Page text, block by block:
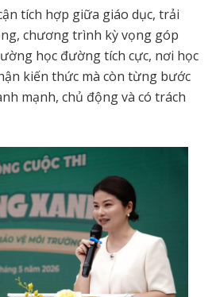
tích hợp giữa giáo dục, trải
chương trình kỳ vọng góp
học đường tích cực, nơi học
kiến thức mà còn từng bước
mạnh, chủ động và có trách